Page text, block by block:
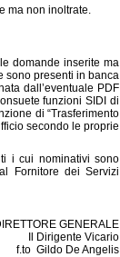
ma non inoltrate.
domande inserite ma
sono presenti in banca
dall’eventuale PDF
funzioni SIDI di
di “Trasferimento
secondo le proprie
i cui nominativi sono
Fornitore dei Servizi
GENERALE
Il Dirigente Vicario
f.to Gildo De Angelis